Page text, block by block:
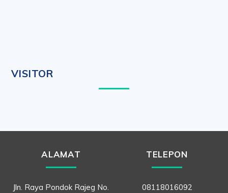
VISITOR
ALAMAT
Jln. Raya Pondok Rajeg No.
TELEPON
08118016092